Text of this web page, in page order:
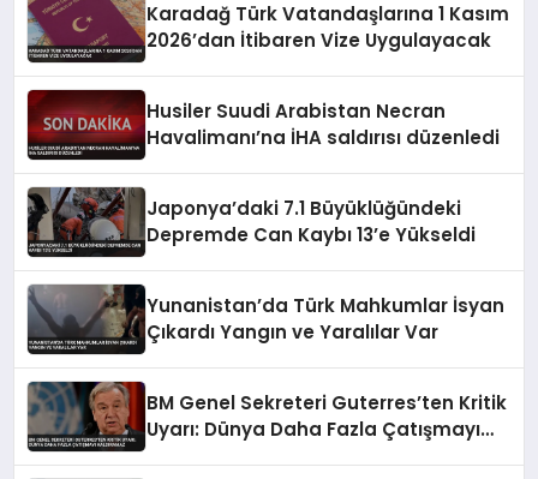
Karadağ Türk Vatandaşlarına 1 Kasım
2026’dan İtibaren Vize Uygulayacak
Husiler Suudi Arabistan Necran
Havalimanı’na İHA saldırısı düzenledi
Japonya’daki 7.1 Büyüklüğündeki
Depremde Can Kaybı 13’e Yükseldi
Yunanistan’da Türk Mahkumlar İsyan
Çıkardı Yangın ve Yaralılar Var
BM Genel Sekreteri Guterres’ten Kritik
Uyarı: Dünya Daha Fazla Çatışmayı